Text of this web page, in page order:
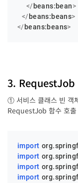
</ beans:bean>
</ beans:beans>
</ beans:beans>
3. RequestJob
① 서비스 클래스 빈 객
RequestJob 함수 호출
import
import
import
import